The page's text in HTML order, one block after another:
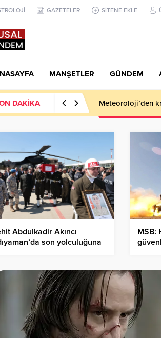
GAZETELER SİTENE EKLE
MANŞETLER GÜNDEM
DAKİKA Meteoroloji’den
Abdulkadir Akıncı
son yolculuğuna
MSB: